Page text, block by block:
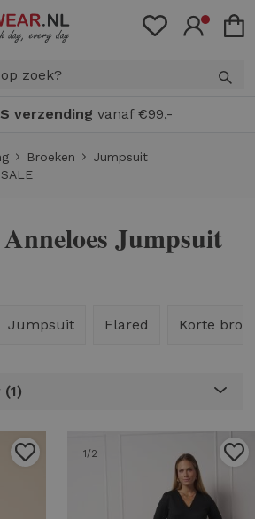
verzending vanaf €99,-
Broeken
Jumpsuit
SALE
Jumpsuit
Jumpsuit Flared Korte
1
1/2